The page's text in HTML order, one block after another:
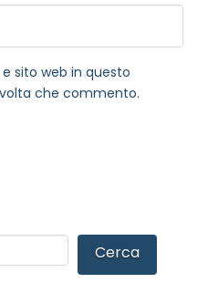
sito web in questo
che commento.
Cerca